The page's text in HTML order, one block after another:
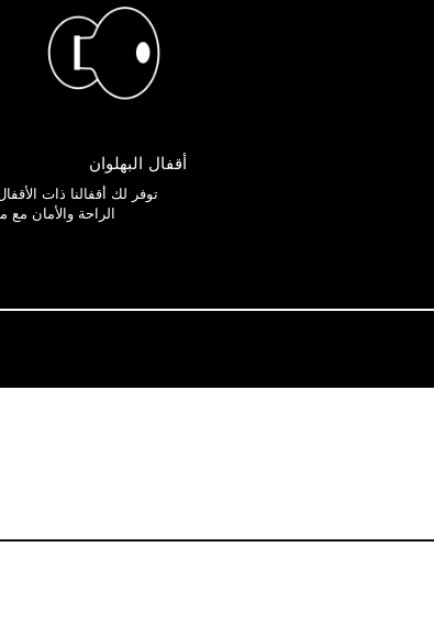
أقفال البهلوان
توفر لك أقفالنا ذات الأقفال
الراحة والأمان مع